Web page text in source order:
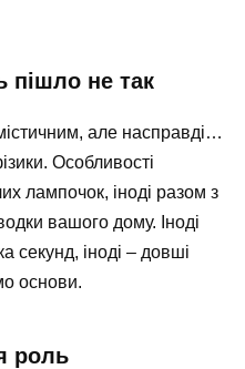
пішло не так
але насправді…
Особливості
лампочок, іноді разом з
вашого дому. Іноді
секунд, іноді – довші
основи.
роль